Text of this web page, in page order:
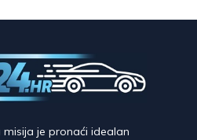
je pronaći idealan